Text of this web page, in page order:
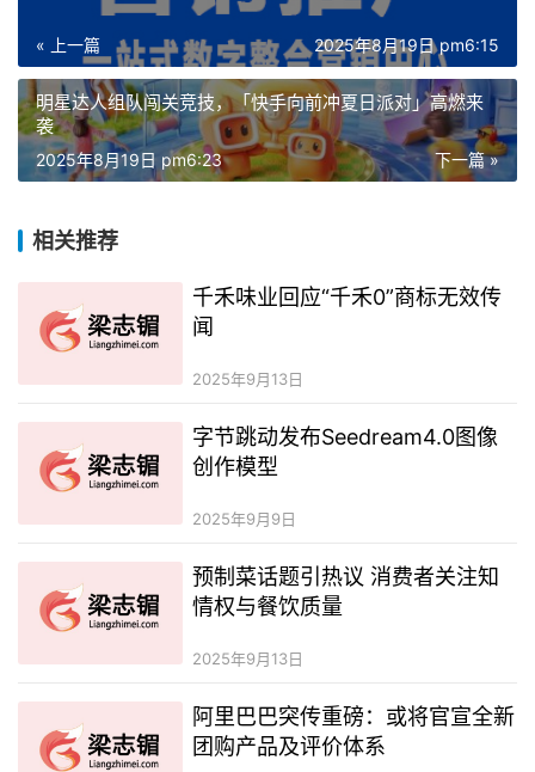
« 上一篇 2025年8月19日 pm6:15
明星达人组队闯关竞技，「快手向前冲夏日派对」高燃来
袭
下一篇 »
2025年8月19日 pm6:23
相关推荐
千禾味业回应“千禾0”商标无效传
闻
2025年9月13日
字节跳动发布Seedream4.0图像
创作模型
2025年9月9日
预制菜话题引热议 消费者关注知
情权与餐饮质量
2025年9月13日
阿里巴巴突传重磅：或将官宣全新
团购产品及评价体系